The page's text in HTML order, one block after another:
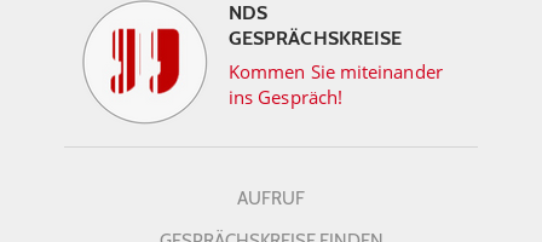
NDS
GESPRÄCHSKREISE
Kommen Sie miteinander
ins Gespräch!
AUFRUF